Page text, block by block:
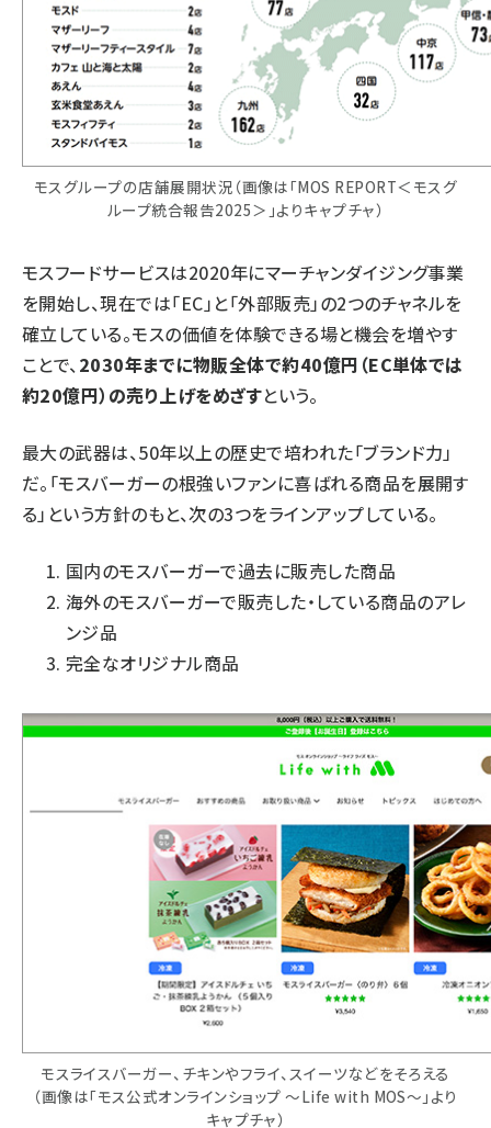
モスグループの店舗展開状況（画像は「MOS REPORT＜モスグ
ループ統合報告2025＞」よりキャプチャ）
モスフードサービスは2020年にマーチャンダイジング事業
を開始し、現在では「EC」と「外部販売」の2つのチャネルを
確立している。モスの価値を体験できる場と機会を増やす
ことで、2030年までに物販全体で約40億円（EC単体では
約20億円）の売り上げをめざすという。
最大の武器は、50年以上の歴史で培われた「ブランド力」
だ。「モスバーガーの根強いファンに喜ばれる商品を展開す
る」という方針のもと、次の3つをラインアップしている。
国内のモスバーガーで過去に販売した商品
海外のモスバーガーで販売した・している商品のアレ
ンジ品
完全なオリジナル商品
モスライスバーガー、チキンやフライ、スイーツなどをそろえる
（画像は「モス公式オンラインショップ ～Life with MOS～」より
キャプチャ）